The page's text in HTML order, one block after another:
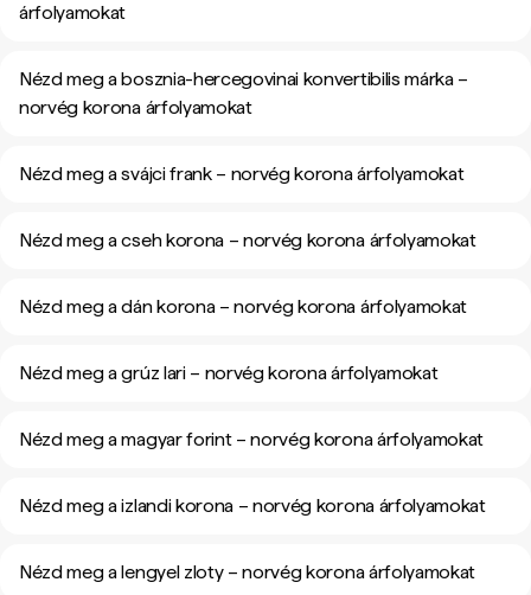
árfolyamokat
Nézd meg a bosznia-hercegovinai konvertibilis márka –
norvég korona árfolyamokat
Nézd meg a svájci frank – norvég korona árfolyamokat
Nézd meg a cseh korona – norvég korona árfolyamokat
Nézd meg a dán korona – norvég korona árfolyamokat
Nézd meg a grúz lari – norvég korona árfolyamokat
Nézd meg a magyar forint – norvég korona árfolyamokat
Nézd meg a izlandi korona – norvég korona árfolyamokat
Nézd meg a lengyel zloty – norvég korona árfolyamokat